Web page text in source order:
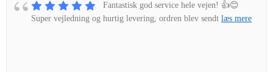
Fantastisk god service hele vejen! 👍😊
Super vejledning og hurtig levering, ordren blev sendt læs mere